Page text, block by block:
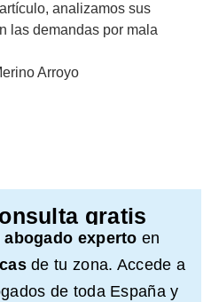
analizamos sus
las demandas por mala
Arroyo
gratis
abogado experto en
de tu zona. Accede a
de toda España y